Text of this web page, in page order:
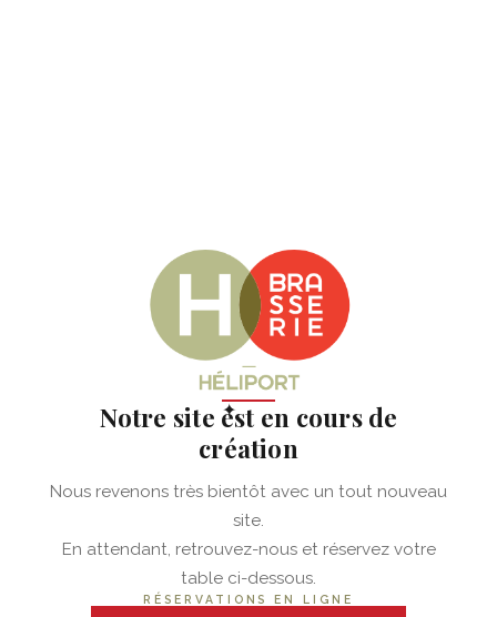
✦
Notre site est en cours de
création
Nous revenons très bientôt avec un tout nouveau
site.
En attendant, retrouvez-nous et réservez votre
table ci-dessous.
RÉSERVATIONS EN LIGNE